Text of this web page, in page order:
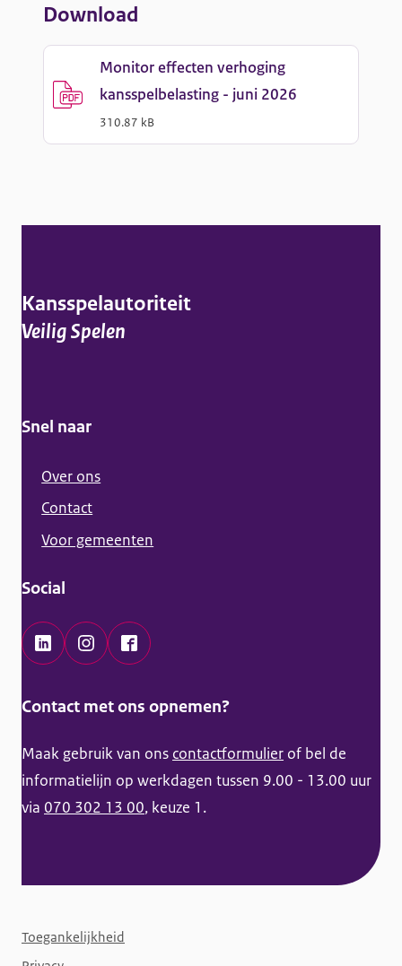
Download
Monitor effecten verhoging
kansspelbelasting - juni 2026
(PDF
-
310.87 kB)
g
e
e
m
a
t
e
Kansspelautoriteit
Veilig Spelen
Snel naar
Over ons
Contact
Voor gemeenten
Social
L
n
e
d
I
I
s
a
g
r
F
c
b
o
o
Contact met ons opnemen?
Maak gebruik van ons contactformulier of bel de
informatielijn op werkdagen tussen 9.00 - 13.00 uur
via 070 302 13 00, keuze 1.
o
Toegankelijkheid